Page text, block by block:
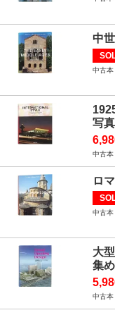
中
中古本
写
中古本
ロ
中古本
大
集
中古本